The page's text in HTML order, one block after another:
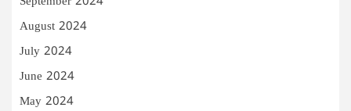
August 2024
July 2024
June 2024
May 2024